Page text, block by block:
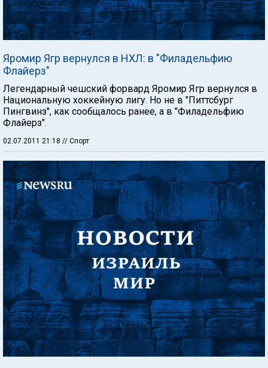
Яромир Ягр вернулся в НХЛ: в "Филадельфию
Флайерз"
Легендарный чешский форвард Яромир Ягр вернулся в
Национальную хоккейную лигу. Но не в "Питтсбург
Пингвинз", как сообщалось ранее, а в "Филадельфию
Флайерз".
02.07.2011 21:18 // Спорт